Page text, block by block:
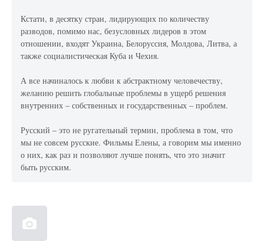
Кстати, в десятку стран, лидирующих по количеству
разводов, помимо нас, безусловных лидеров в этом
отношении, входят Украина, Белоруссия, Молдова, Литва, а
также социалистическая Куба и Чехия.
А все начиналось к любви к абстрактному человечеству,
желанию решить глобальные проблемы в ущерб решения
внутренних – собственных и государственных – проблем.
Русский – это не ругательный термин, проблема в том, что
мы не совсем русские. Фильмы Елены, а говорим мы именно
о них, как раз и позволяют лучше понять, что это значит
быть русским.